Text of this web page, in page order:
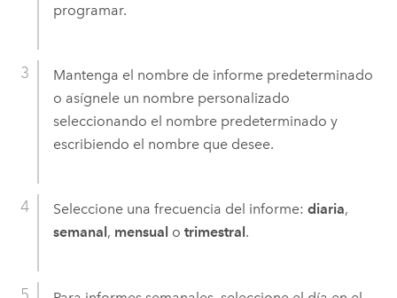
programar.
Mantenga el nombre de informe predeterminado
o asígnele un nombre personalizado
seleccionando el nombre predeterminado y
escribiendo el nombre que desee.
Seleccione una frecuencia del informe: diaria,
semanal , mensual o trimestral .